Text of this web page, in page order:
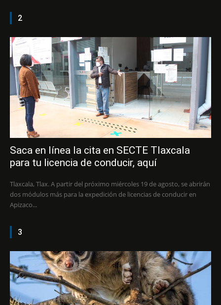
2
Saca en línea la cita en SECTE Tlaxcala
para tu licencia de conducir, aquí
Tlaxcala, Tlax. A partir del próximo miércoles 19 de agosto, se abrirán
dos módulos más para la expedición de licencias de conducir en
Apizaco...
3